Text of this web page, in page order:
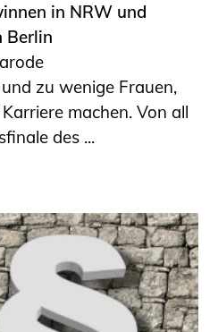
in NRW und
Berlin
zu wenige Frauen,
machen. Von all
des ...